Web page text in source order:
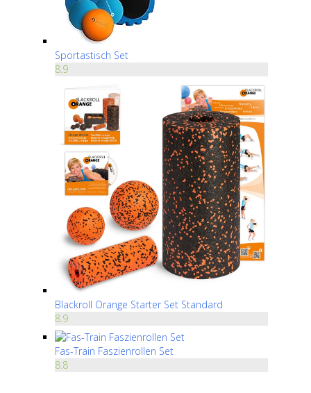
Sportastisch Set
8.9
Blackroll Orange Starter Set Standard
8.9
Fas-Train Faszienrollen Set
8.8